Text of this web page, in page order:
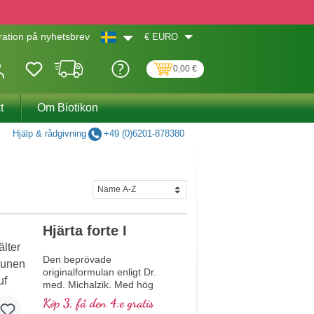
på nyhetsbrev € EURO
0,00 €
Om Biotikon
Hjälp & rådgivning +49 (0)6201-878380
Hjärta forte I
Den beprövade
originalformulan enligt Dr.
med. Michalzik. Med hög
koncentration av viktiga
växtbaserade makro- och
Köp 3, få den 4:e gratis